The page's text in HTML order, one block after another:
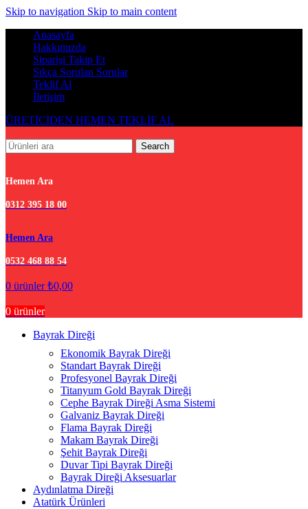
Skip to navigation Skip to main content
Anasayfa
Hakkımızda
Siparişi Takip Et
Sıkça Sorulan Sorular
Teklif Al
İletişim
ÜRETİCİDEN HEMEN TEKLİF AL
Search
Hemen Ara
0312 395 18 00
Hemen Ara
0532 468 88 54
0 ürünler ₺0,00
0 ürünler
Bayrak Direği
Ekonomik Bayrak Direği
Standart Bayrak Direği
Profesyonel Bayrak Direği
Titanyum Gold Bayrak Direği
Cephe Bayrak Direği Asma Sistemi
Galvaniz Bayrak Direği
Flama Bayrak Direği
Makam Bayrak Direği
Şehit Bayrak Direği
Duvar Tipi Bayrak Direği
Bayrak Direği Aksesuarlar
Aydınlatma Direği
Atatürk Ürünleri